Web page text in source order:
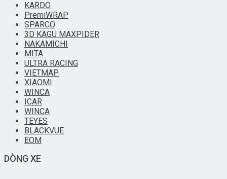
KARDO
PremiWRAP
SPARCO
3D KAGU MAXPIDER
NAKAMICHI
MITA
ULTRA RACING
VIETMAP
XIAOMI
WINCA
ICAR
WINCA
TEYES
BLACKVUE
EOM
DÒNG XE